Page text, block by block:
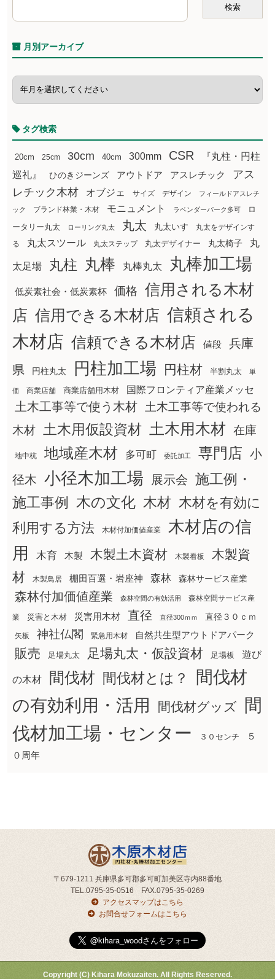
月別アーカイブ
タグ検索
20cm 25cm 30cm 40cm 300mm CSR
『丸柱・円柱
巡礼』
ひのきジーンズ アウトドア アスレチック
アス
レチック木材
オブジェ サイズ デザイン フィールドアスレチ
ック ブランド林業・木材 モニュメント ラベンダーパーク多可
ロ
ータリー丸太
ローリング丸太 丸太 丸太いす
丸太をデザインす
る
丸太スツール 丸太ステップ 丸太デザイナー 丸太椅子 丸
太足場 丸柱 丸棒 丸棒丸太 丸棒加工場
低炭素社会・低炭素杯 価格
信用される木材
店 信用できる木材店 信頼される
木材店 信頼できる木材店 値段
兵庫
県
円柱丸太 円柱加工場 円柱材 半割丸太 単
価 商業店舗 商業店舗用木材 国際フロンティア産業メッセ
土木工事等で使う木材
土木工事等で使われる
木材
土木用仮設資材 土木用木材 在庫
地中杭 地域産木材 多可町 委託加工 専門店 小
径木 小径木加工場 展示会 施工例・
施工事例
木の文化 木材 木材を有効に
利用する方法
木材付加価値産業
木材店の信
用
木育 木製 木製土木資材 木製看板
木製資
材
木製鳥居 棚田百選・岩座神 森林 森林サービス産業
森林付加価値産業 森林空間の有効活用 森林空間サービス産
業 災害と木材 災害用木材 直径 直径300ｍｍ 直径３０ｃｍ
矢板 神社仏閣 緊急用木材 自然共生型アウトドアパーク
販売 足場丸太 足場丸太・仮設資材 足場板 遊び
の木材 間伐材 間伐材とは？
間伐材
の有効利用・活用
間伐材グッズ
間
伐材加工場・センター
３０センチ
５
０周年
〒679-1211 兵庫県多可郡多可町加美区寺内88番地
TEL.0795-35-0516 FAX.0795-35-0269
アクセスマップはこちら
お問合せフォームはこちら
Copyright (C) Kihara Mokuzaiten. All Rights Reserved.